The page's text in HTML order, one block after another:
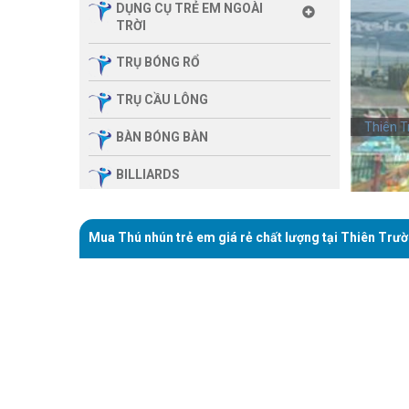
DỤNG CỤ TRẺ EM NGOÀI
TRỜI
TRỤ BÓNG RỔ
TRỤ CẦU LÔNG
BÀN BÓNG BÀN
BILLIARDS
ĐÌNH
Thiên
Thiên
Mua Thú nhún trẻ em giá rẻ chất lượng tại Thiên